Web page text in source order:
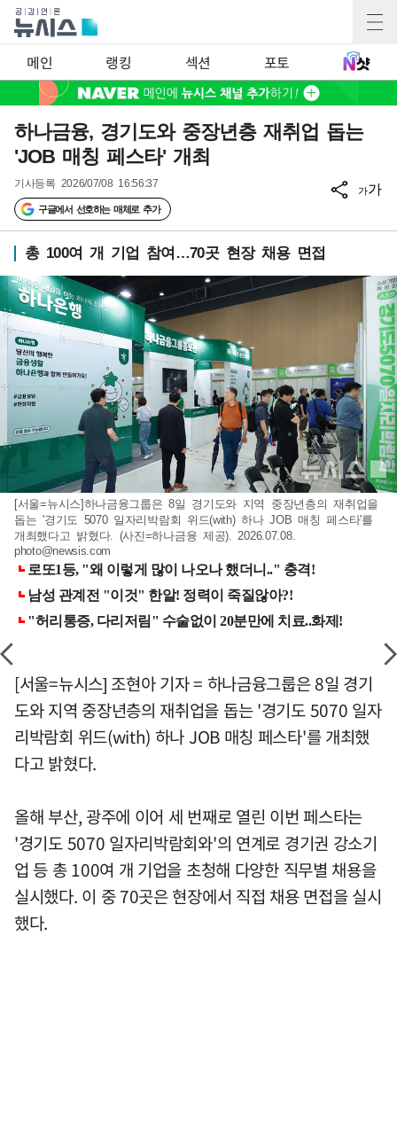
메인 랭킹 섹션 포토
하나금융, 경기도와 중장년층 재취업 돕는
'JOB 매칭 페스타' 개최
기사등록 2026/07/08 16:56:37
구글에서 선호하는 매체로 추가
가가
총 100여 개 기업 참여…70곳 현장 채용 면접
[서울=뉴시스]하나금융그룹은 8일 경기도와 지역 중장년층의 재취업을
돕는 '경기도 5070 일자리박람회 위드(with) 하나 JOB 매칭 페스타'를
개최했다고 밝혔다. (사진=하나금융 제공). 2026.07.08.
photo@newsis.com
[서울=뉴시스] 조현아 기자 = 하나금융그룹은 8일 경기
도와 지역 중장년층의 재취업을 돕는 '경기도 5070 일자
리박람회 위드(with) 하나 JOB 매칭 페스타'를 개최했
다고 밝혔다.
올해 부산, 광주에 이어 세 번째로 열린 이번 페스타는
'경기도 5070 일자리박람회와'의 연계로 경기권 강소기
업 등 총 100여 개 기업을 초청해 다양한 직무별 채용을
실시했다. 이 중 70곳은 현장에서 직접 채용 면접을 실시
했다.